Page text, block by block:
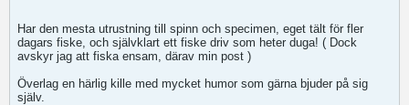
Har den mesta utrustning till spinn och specimen, eget tält för fler
dagars fiske, och självklart ett fiske driv som heter duga! ( Dock
avskyr jag att fiska ensam, därav min post )
Överlag en härlig kille med mycket humor som gärna bjuder på sig
själv.